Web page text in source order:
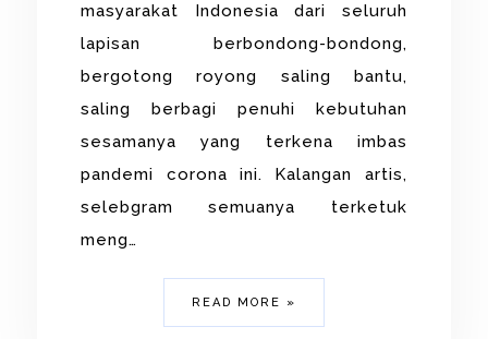
masyarakat Indonesia dari seluruh
lapisan berbondong-bondong,
bergotong royong saling bantu,
saling berbagi penuhi kebutuhan
sesamanya yang terkena imbas
pandemi corona ini. Kalangan artis,
selebgram semuanya terketuk
meng…
READ MORE »